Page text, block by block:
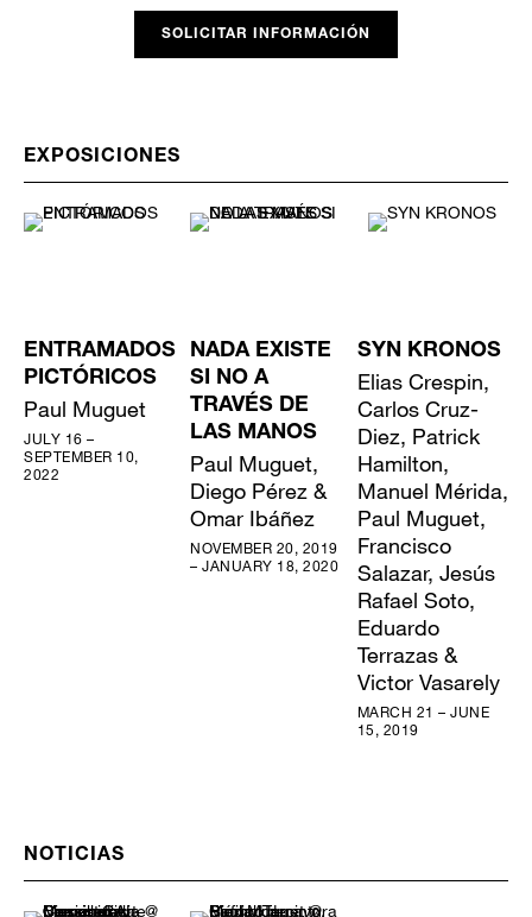
SOLICITAR INFORMACIÓN
EXPOSICIONES
ENTRAMADOS
PICTÓRICOS
Paul Muguet
JULY 16 –
SEPTEMBER 10,
2022
NADA EXISTE
SI NO A
TRAVÉS DE
LAS MANOS
Paul Muguet,
Diego Pérez &
Omar Ibáñez
NOVEMBER 20, 2019
– JANUARY 18, 2020
SYN KRONOS
Elias Crespin,
Carlos Cruz-
Diez, Patrick
Hamilton,
Manuel Mérida,
Paul Muguet,
Francisco
Salazar, Jesús
Rafael Soto,
Eduardo
Terrazas &
Victor Vasarely
MARCH 21 – JUNE
15, 2019
NOTICIAS